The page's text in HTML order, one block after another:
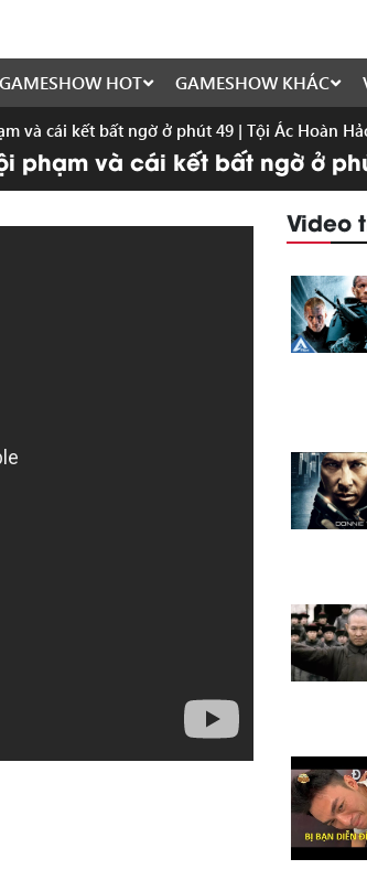
GAMESHOW HOT GAMESHOW KHÁC
và cái kết bất ngờ ở phút 49 | Tội Ác Hoàn
phạm và cái kết bất ngờ ở
Video